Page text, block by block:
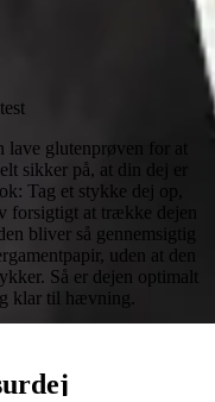
lave glutenprøven for at
sikker på, at din dej er
Tag et stykke dej op,
forsigtigt at trække dejen
bliver så gennemsigtig
uden at den
Så er dejen optimalt
klar til hævning.